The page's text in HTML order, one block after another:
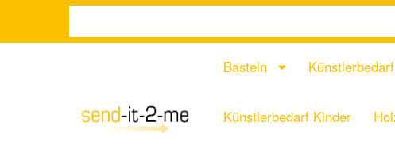
Basteln
Künstlerbedarf Kinder